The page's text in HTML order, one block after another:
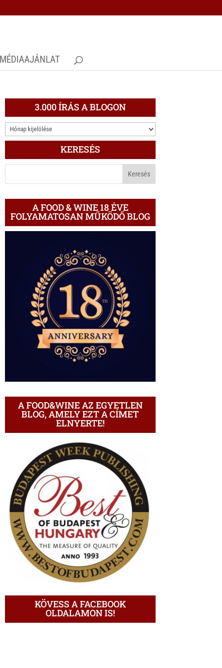
MÉDIAAJÁNLAT
3.000 ÍRÁS A BLOGON
3.000
ÍRÁS
BLOGON
KERESÉS
A FOOD & WINE 18 ÉVE
FOLYAMATOSAN MŰKÖDŐ BLOG
A FOOD&WINE AZ EGYETLEN
BLOG, AMELY EZT A CÍMET
ELNYERTE!
KÖVESS A FACEBOOK
OLDALAMON IS!